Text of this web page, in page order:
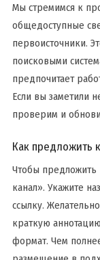
Мы стремимся к
общедоступные
первоисточники.
поисковыми
предпочитает
Если вы заметили
проверим и
Как предложить
Чтобы предложить
канал». Укажите
ссылку.
краткую
формат. Чем